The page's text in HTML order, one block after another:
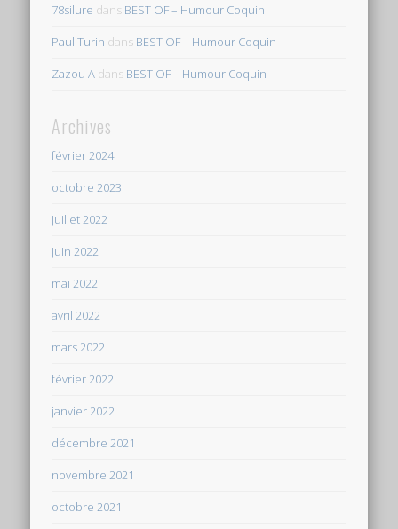
78silure dans BEST OF – Humour Coquin
Paul Turin dans BEST OF – Humour Coquin
Zazou A dans BEST OF – Humour Coquin
Archives
février 2024
octobre 2023
juillet 2022
juin 2022
mai 2022
avril 2022
mars 2022
février 2022
janvier 2022
décembre 2021
novembre 2021
octobre 2021